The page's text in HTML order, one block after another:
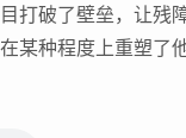
打破了壁垒，让
某种程度上重塑了